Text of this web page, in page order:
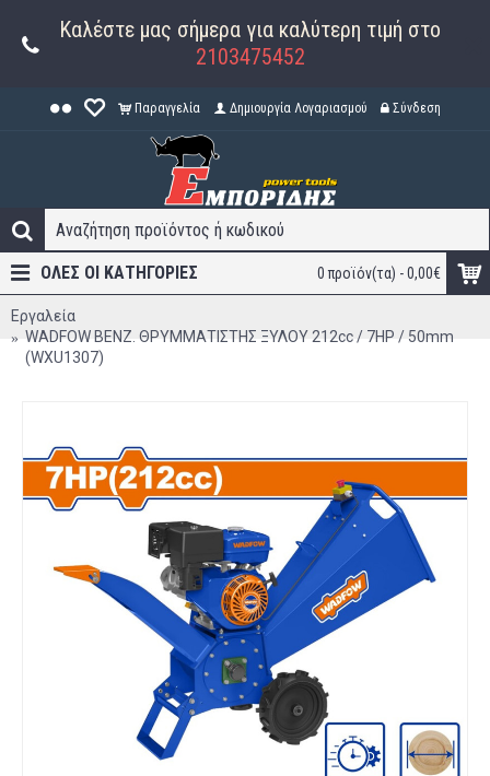
Καλέστε μας σήμερα για καλύτερη τιμή στο
2103475452
Παραγγελία Δημιουργία Λογαριασμού Σύνδεση
0 προϊόν(τα) - 0,00€
ΟΛΕΣ ΟΙ ΚΑΤΗΓΟΡΊΕΣ
Εργαλεία
WADFOW ΒΕΝΖ. ΘΡΥΜΜΑΤΙΣΤΗΣ ΞΥΛΟΥ 212cc / 7ΗΡ / 50mm
(WXU1307)